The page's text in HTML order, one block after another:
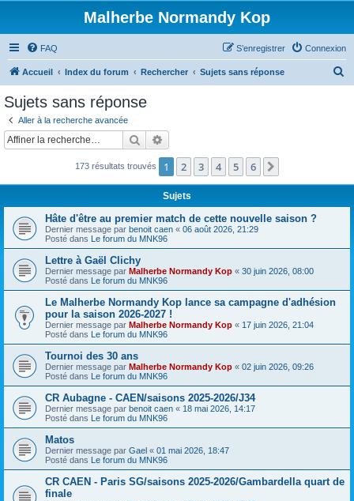
Malherbe Normandy Kop
FAQ Connexion
S’enregistrer
Accueil Index du forum Rechercher Sujets sans réponse
c
Sujets sans réponse
Aller à la recherche avancée
Rechercher
173 résultats trouvés 1 2 3 4 5 6
Sujets
Hâte d'être au premier match de cette nouvelle saison ?
Dernier message par benoit caen « 06 août 2026, 21:29
Posté dans Le forum du MNK96
Lettre à Gaël Clichy
Dernier message par Malherbe Normandy Kop « 30 juin 2026, 08:00
Posté dans Le forum du MNK96
Le Malherbe Normandy Kop lance sa campagne d'adhésion
pour la saison 2026-2027 !
Dernier message par Malherbe Normandy Kop « 17 juin 2026, 21:04
Posté dans Le forum du MNK96
Tournoi des 30 ans
Dernier message par Malherbe Normandy Kop « 02 juin 2026, 09:26
Posté dans Le forum du MNK96
CR Aubagne - CAEN/saisons 2025-2026/J34
Dernier message par benoit caen « 18 mai 2026, 14:17
Posté dans Le forum du MNK96
Matos
Dernier message par Gael « 01 mai 2026, 18:47
Posté dans Le forum du MNK96
CR CAEN - Paris SG/saisons 2025-2026/Gambardella quart de
finale